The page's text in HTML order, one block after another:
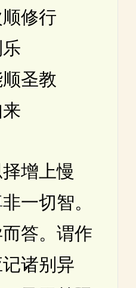
顺修行
顺圣教
上慢
一切智。
答。谓作
诸别异